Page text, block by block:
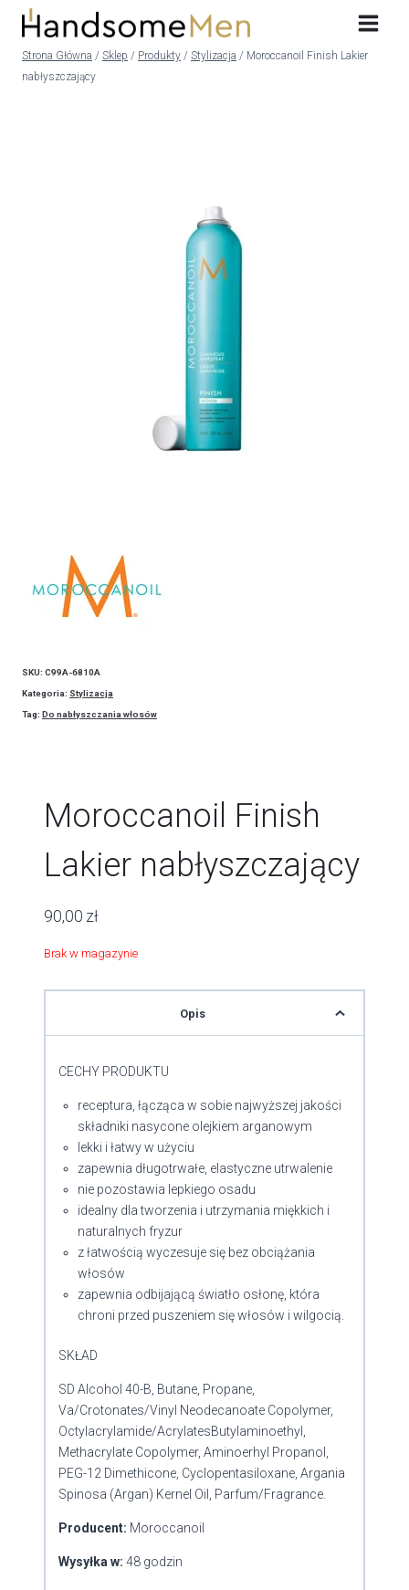
Przeskocz
treściStrona Główna / Sklep / Produkty / Stylizacja / Moroccanoil Finish Lakier
nabłyszczający
SKU: C99A-6810A
Kategoria: Stylizacja
Tag: Do nabłyszczania włosów
Moroccanoil Finish
Lakier nabłyszczający
90,00 zł
Brak w magazynie
Opis
CECHY PRODUKTU
receptura, łącząca w sobie najwyższej jakości
składniki nasycone olejkiem arganowym
lekki i łatwy w użyciu
zapewnia długotrwałe, elastyczne utrwalenie
nie pozostawia lepkiego osadu
idealny dla tworzenia i utrzymania miękkich i
naturalnych fryzur
z łatwością wyczesuje się bez obciążania
włosów
zapewnia odbijającą światło osłonę, która
chroni przed puszeniem się włosów i wilgocią.
SKŁAD
SD Alcohol 40-B, Butane, Propane,
Va/Crotonates/Vinyl Neodecanoate Copolymer,
Octylacrylamide/AcrylatesButylaminoethyl,
Methacrylate Copolymer, Aminoerhyl Propanol,
PEG-12 Dimethicone, Cyclopentasiloxane, Argania
Spinosa (Argan) Kernel Oil, Parfum/Fragrance.
Producent: Moroccanoil
Wysyłka w: 48 godzin